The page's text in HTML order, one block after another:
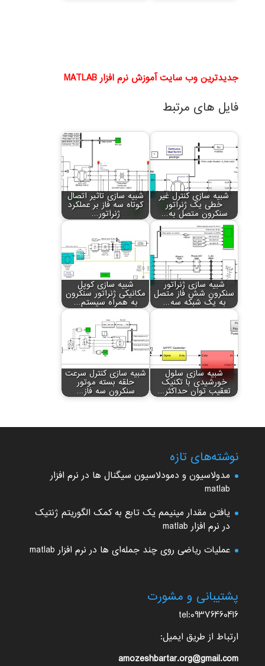
جدیدترین وب سایت آموزش نرم افزار MATLAB
فایل های مرتبط
شبیه سازی کنترل غیر
خطی یک ژنراتور
سنکرون متصل به…
شبیه سازی تاثیر اتصال
کوتاه سه فاز بر عملکرد
ژنراتور…
شبیه سازی ژنراتور
سنکرون شش فاز متصل
به یک شبکه سه…
شبیه سازی کوپل
مکانیکی ژنراتور سنکرون
به همراه سیستم…
شبیه سازی سلول
خورشیدی با تکنیک
تعقیب توان حداکثر…
شبیه سازی کنترل سرعت
حلقه بسته موتور
سنکرون سه فاز…
نوشته‌های تازه
مدولاسیون و دمودلاسیون سیگنال ها در نرم افزار
matlab
یافتن مقدار مینیمم یک تابع به کمک الگوریتم ژنتیک
در نرم افزار matlab
عملیات ریاضی روی چند جمله‌ای ها در نرم افزار matlab
پشتیبانی و مشورت
tel:09376460416
ارتباط از طریق ایمیل:
amozeshbartar.org@gmail.com